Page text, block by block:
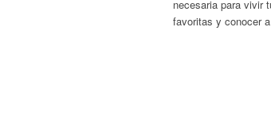
necesaria para vivir
favoritas y conocer